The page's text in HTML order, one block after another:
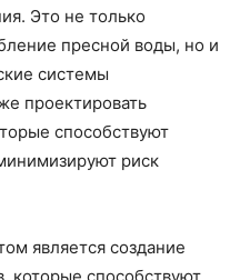
Это не только
пресной воды, но и
системы
проектировать
способствуют
риск
является создание